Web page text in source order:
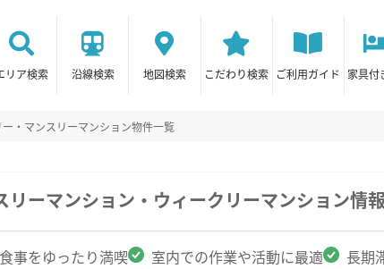
リア検索 沿線検索 地図検索 こだわり検索 ご利用ガイド 家具付
・マンスリーマンション物件一覧
ーマンション・ウィークリーマンション情
事をゆったり満喫 室内での作業や活動に最適
長期